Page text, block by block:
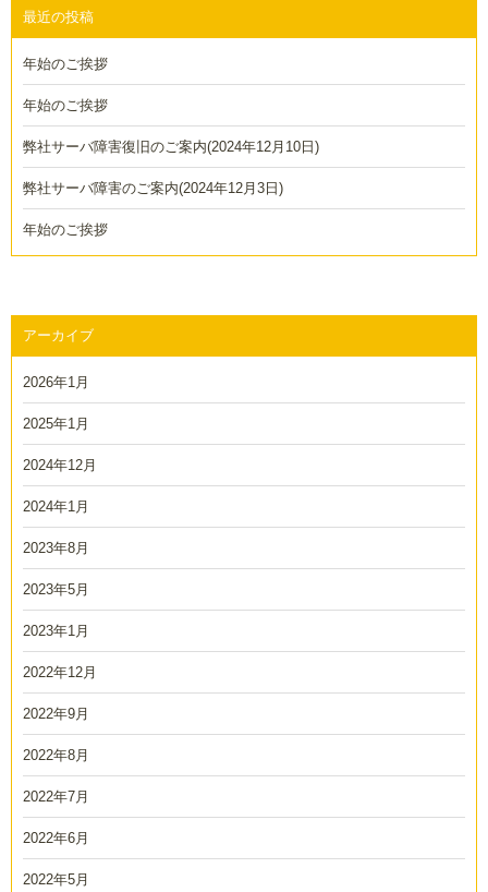
ビ
ゲ
シ
ン
最近の投稿
年始のご挨拶
年始のご挨拶
弊社サーバ障害復旧のご案内(2024年12月10日)
弊社サーバ障害のご案内(2024年12月3日)
年始のご挨拶
アーカイブ
2026年1月
2025年1月
2024年12月
2024年1月
2023年8月
2023年5月
2023年1月
2022年12月
2022年9月
2022年8月
2022年7月
2022年6月
2022年5月